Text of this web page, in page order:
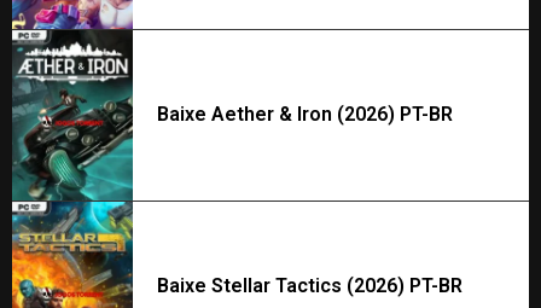
Baixe Aether & Iron (2026) PT-BR
Baixe Stellar Tactics (2026) PT-BR